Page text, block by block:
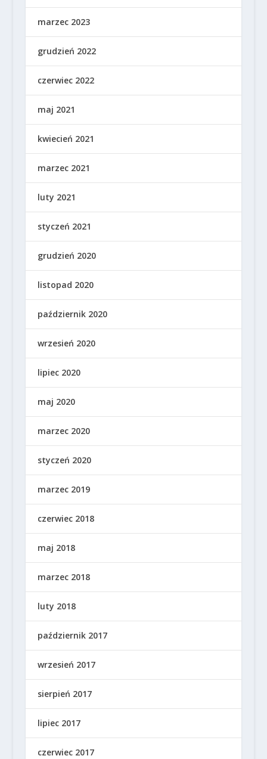
marzec 2023
grudzień 2022
czerwiec 2022
maj 2021
kwiecień 2021
marzec 2021
luty 2021
styczeń 2021
grudzień 2020
listopad 2020
październik 2020
wrzesień 2020
lipiec 2020
maj 2020
marzec 2020
styczeń 2020
marzec 2019
czerwiec 2018
maj 2018
marzec 2018
luty 2018
październik 2017
wrzesień 2017
sierpień 2017
lipiec 2017
czerwiec 2017